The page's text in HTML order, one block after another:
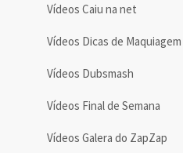
Vídeos Caiu na net
Vídeos Dicas de Maquiagem
Vídeos Dubsmash
Vídeos Final de Semana
Vídeos Galera do ZapZap